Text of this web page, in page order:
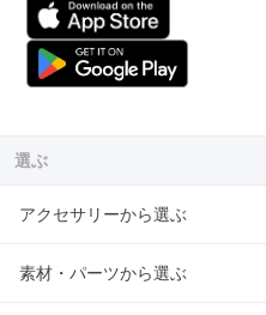
選ぶ
アクセサリーから選ぶ
素材・パーツから選ぶ